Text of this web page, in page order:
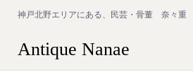
神戸北野エリアにある、民芸・骨董 奈々重
Antique Nanae